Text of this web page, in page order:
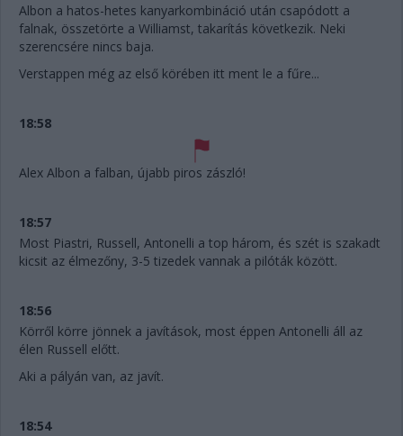
Albon a hatos-hetes kanyarkombináció után csapódott a
falnak, összetörte a Williamst, takarítás következik. Neki
szerencsére nincs baja.
Verstappen még az első körében itt ment le a fűre...
18:58
Alex Albon a falban, újabb piros zászló!
18:57
Most Piastri, Russell, Antonelli a top három, és szét is szakadt
kicsit az élmezőny, 3-5 tizedek vannak a pilóták között.
18:56
Körről körre jönnek a javítások, most éppen Antonelli áll az
élen Russell előtt.
Aki a pályán van, az javít.
18:54